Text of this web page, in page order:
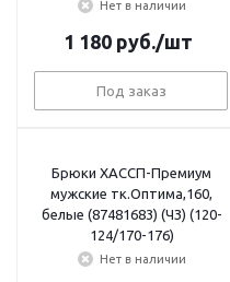
Нет в наличии
1 180руб./шт
Под заказ
Брюки ХАССП-Премиум
мужские тк.Оптима,160,
белые (87481683) (ЧЗ) (120-
124/170-176)
Нет в наличии